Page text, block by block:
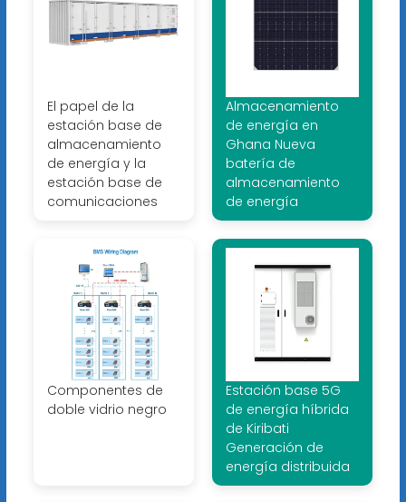
El papel de la
estación base de
almacenamiento
de energía y la
estación base de
comunicaciones
Almacenamiento
de energía en
Ghana Nueva
batería de
almacenamiento
de energía
Componentes de
doble vidrio negro
Estación base 5G
de energía híbrida
de Kiribati
Generación de
energía distribuida